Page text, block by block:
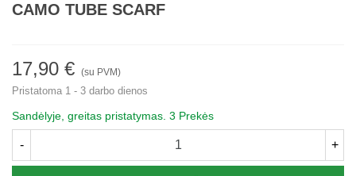
CAMO TUBE SCARF
17,90 € (su PVM)
Pristatoma 1 - 3 darbo dienos
Sandėlyje, greitas pristatymas. 3 Prekės
- +